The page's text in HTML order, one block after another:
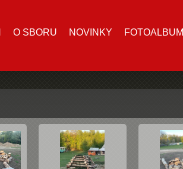
O SBORU NOVINKY FOTOALBUM